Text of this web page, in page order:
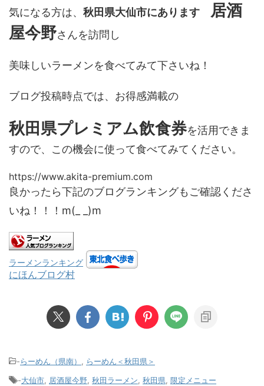
気になる方は、 秋田県大仙市にあります 居酒
屋今野さんを訪問し
美味しいラーメンを食べてみて下さいね！
ブログ投稿時点では、お得感満載の
秋田県プレミアム飲食券を活用できま
すので、この機会に使って食べてみてください。
https://www.akita-premium.com
良かったら下記のブログランキングもご確認くださ
いね！！！m(_ _)m
ラーメンランキング
にほんブログ村
-らーめん（県南） , らーめん＜秋田県＞
-大仙市, 居酒屋今野, 秋田ラーメン, 秋田県, 限定メニュー